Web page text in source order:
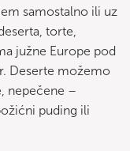
samostalno ili uz
torte,
južne Europe pod
Deserte možemo
nepečene –
puding ili